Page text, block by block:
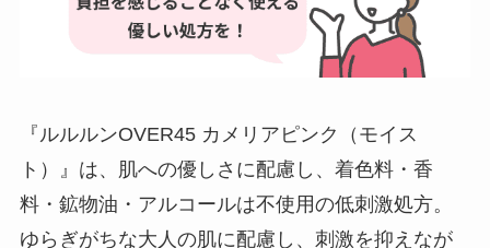
『ルルルンOVER45 カメリアピンク（モイス
ト）』は、肌への優しさに配慮し、着色料・香
料・鉱物油・アルコールは不使用の低刺激処方。
ゆらぎがちな大人の肌に配慮し、刺激を抑えなが